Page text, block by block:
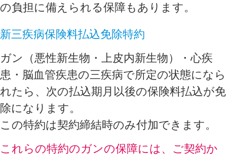
の負担に備えられる保障もあります。
新三疾病保険料払込免除特約
ガン（悪性新生物・上皮内新生物）・心疾
患・脳血管疾患の三疾病で所定の状態になら
れたら、次の払込期月以後の保険料払込が免
除になります。
この特約は契約締結時のみ付加できます。
これらの特約のガンの保障には、ご契約か